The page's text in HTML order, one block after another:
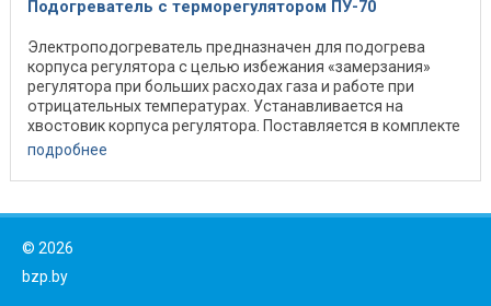
Подогреватель с терморегулятором ПУ-70
Электроподогреватель предназначен для подогрева
корпуса регулятора с целью избежания «замерзания»
регулятора при больших расходах газа и работе при
отрицательных температурах. Устанавливается на
хвостовик корпуса регулятора. Поставляется в комплекте
...
подробнее
© 2026
bzp.by